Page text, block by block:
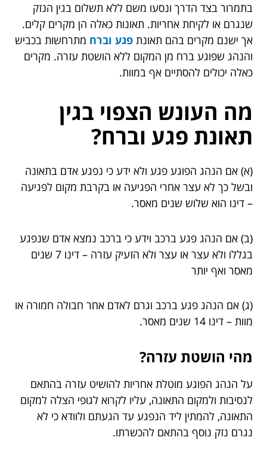
בתמרור בצד הדרך ונסעו משם ללא תשלום בגין הנזק
שנגרם או לקיחת אחריות. תאונות כאלה הן מקרים קלים.
אך ישנם מקרים בהם תאונת פגע וברח מתרחשות בכביש
והנהג שפוגע ברח מן המקום ללא הושטת עזרה. מקרים
כאלה יכולים להסתיים אף במוות.
מה העונש הצפוי בגין
תאונת פגע וברח?
(א) אם הנהג הפוגע פגע ולא ידע כי נפגע אדם בתאונה
ובשל כך לא עצר אחרי הפגיעה או בקרבת מקום לפגיעה
– דינו הוא שלוש שנים מאסר.
(ב) אם הנהג פגע ברכב וידע כי ברכב נמצא אדם שנפגע
בגללו ולא עצר או עצר ולא הזעיק עזרה – דינו 7 שנים
מאסר ואף יותר
(ג) אם הנהג פגע ברכב וגרם לאדם אחר חבולה חמורה או
מוות – דינו 14 שנים מאסר.
מהי הושטת עזרה?
על הנהג הפוגע מוטלת אחריות להושיט עזרה בהתאם
לנסיבות ולמקום התאונה, עליו לקרוא לגופי הצלה למקום
התאונה, להמתין ליד הנפגע עד הגעתם ולוודא כי לא
נגרם נזק נוסף בהתאם להכשרתו.